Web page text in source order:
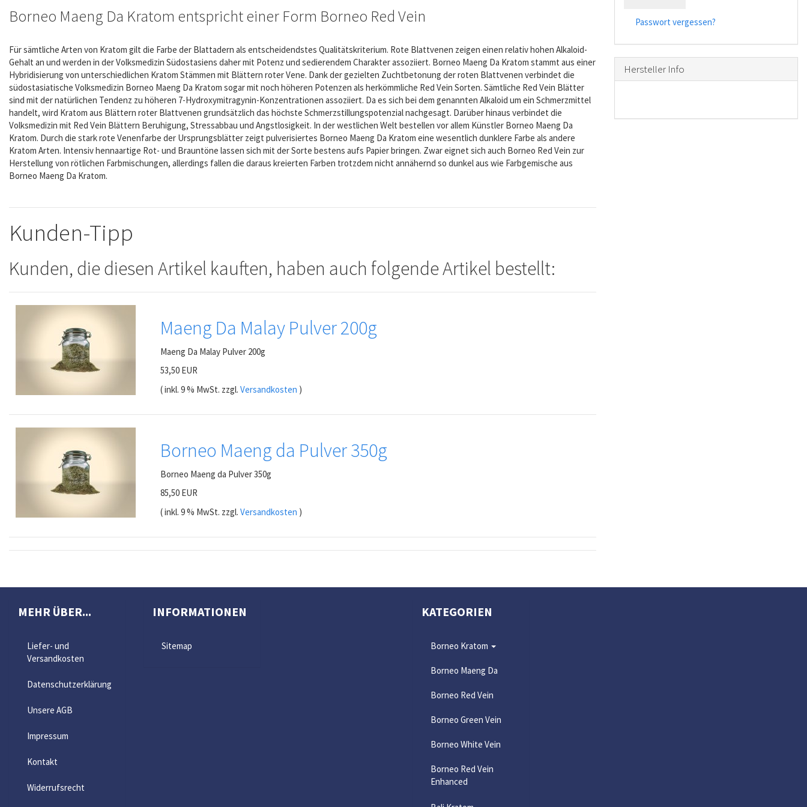
Borneo Maeng Da Kratom entspricht einer Form Borneo Red Vein
Für sämtliche Arten von Kratom gilt die Farbe der Blattadern als entscheidendstes Qualitätskriterium. Rote Blattvenen zeigen einen relativ hohen Alkaloid-
Gehalt an und werden in der Volksmedizin Südostasiens daher mit Potenz und sedierendem Charakter assoziiert. Borneo Maeng Da Kratom stammt aus einer
Hybridisierung von unterschiedlichen Kratom Stämmen mit Blättern roter Vene. Dank der gezielten Zuchtbetonung der roten Blattvenen verbindet die
südostasiatische Volksmedizin Borneo Maeng Da Kratom sogar mit noch höheren Potenzen als herkömmliche Red Vein Sorten. Sämtliche Red Vein Blätter
sind mit der natürlichen Tendenz zu höheren 7-Hydroxymitragynin-Konzentrationen assoziiert. Da es sich bei dem genannten Alkaloid um ein Schmerzmittel
handelt, wird Kratom aus Blättern roter Blattvenen grundsätzlich das höchste Schmerzstillungspotenzial nachgesagt. Darüber hinaus verbindet die
Volksmedizin mit Red Vein Blättern Beruhigung, Stressabbau und Angstlosigkeit. In der westlichen Welt bestellen vor allem Künstler Borneo Maeng Da
Kratom. Durch die stark rote Venenfarbe der Ursprungsblätter zeigt pulverisiertes Borneo Maeng Da Kratom eine wesentlich dunklere Farbe als andere
Kratom Arten. Intensiv hennaartige Rot- und Brauntöne lassen sich mit der Sorte bestens aufs Papier bringen. Zwar eignet sich auch Borneo Red Vein zur
Herstellung von rötlichen Farbmischungen, allerdings fallen die daraus kreierten Farben trotzdem nicht annähernd so dunkel aus wie Farbgemische aus
Borneo Maeng Da Kratom.
Kunden-Tipp
Kunden, die diesen Artikel kauften, haben auch folgende Artikel bestellt:
Maeng Da Malay Pulver 200g
Maeng Da Malay Pulver 200g
53,50 EUR
( inkl. 9 % MwSt. zzgl. Versandkosten )
Borneo Maeng da Pulver 350g
Borneo Maeng da Pulver 350g
85,50 EUR
( inkl. 9 % MwSt. zzgl. Versandkosten )
Passwort vergessen?
Hersteller Info
MEHR ÜBER...
Liefer- und
Versandkosten
Datenschutzerklärung
Unsere AGB
Impressum
Kontakt
Widerrufsrecht
INFORMATIONEN
Sitemap
KATEGORIEN
Borneo Kratom
Borneo Maeng Da
Borneo Red Vein
Borneo Green Vein
Borneo White Vein
Borneo Red Vein
Enhanced